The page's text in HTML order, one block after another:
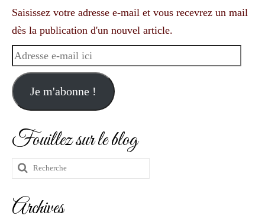
Saisissez votre adresse e-mail et vous recevrez un mail
dès la publication d'un nouvel article.
Adresse
mail
ici
Je m'abonne !
Fouillez sur le blog
Rechercher
Archives